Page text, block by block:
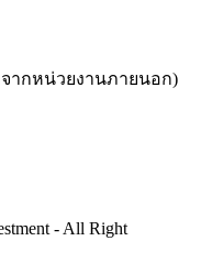
ากหน่วยงานภายนอก)
- All Right